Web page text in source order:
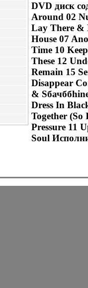
DVD диск
Around 02
Lay There &
House 07
Time 10
These 12
Remain 15
Disappear
&
Dress In
Together
Pressure 11
Soul